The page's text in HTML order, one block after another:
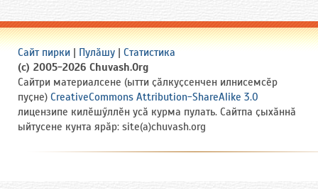
Сайт пирки | Пулӑшу | Статистика
(c) 2005-2026 Chuvash.Org
Сайтри материалсене (ытти ҫӑлкуҫсенчен илнисемсӗр
пуҫне) CreativeCommons Attribution-ShareAlike 3.0
лицензипе килӗшӳллӗн усӑ курма пулать. Сайтпа ҫыхӑннӑ
ыйтусене кунта ярӑр: site(a)chuvash.org